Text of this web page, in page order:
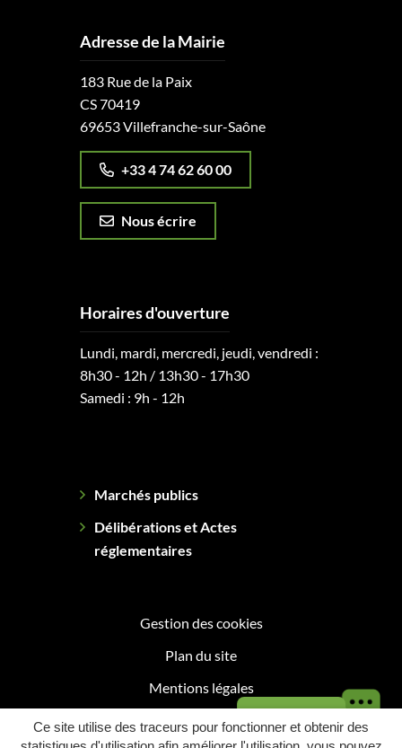
Ce site utilise des traceurs pour fonctionner et obtenir des
Adresse de la Mairie
183 Rue de la Paix
CS 70419
69653 Villefranche-sur-Saône
+33 4 74 62 60 00
Nous écrire
Horaires d'ouverture
Lundi, mardi, mercredi, jeudi, vendredi :
8h30 - 12h / 13h30 - 17h30
Samedi : 9h - 12h
Marchés publics
Délibérations et Actes
réglementaires
Gestion des cookies
Plan du site
Mentions légales
Politique de confidentialitéBesoin d'aide ?